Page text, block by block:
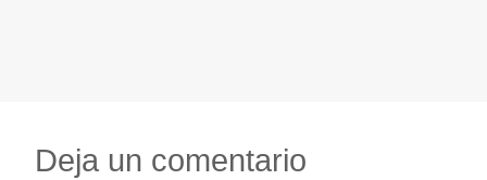
Deja un comentario